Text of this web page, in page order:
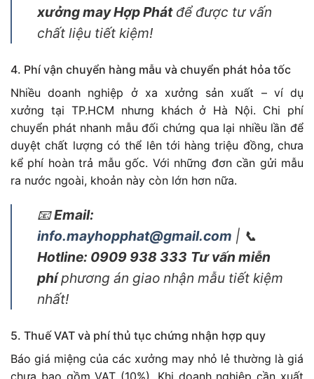
xưởng may Hợp Phátđể được tư vấn
chất liệu tiết kiệm!
4. Phí vận chuyển hàng mẫu và chuyển phát hỏa tốc
Nhiều doanh nghiệp ở xa xưởng sản xuất – ví dụ
xưởng tại TP.HCM nhưng khách ở Hà Nội. Chi phí
chuyển phát nhanh mẫu đối chứng qua lại nhiều lần để
duyệt chất lượng có thể lên tới hàng triệu đồng, chưa
kể phí hoàn trả mẫu gốc. Với những đơn cần gửi mẫu
ra nước ngoài, khoản này còn lớn hơn nữa.
📧Email:
info.mayhopphat@gmail.com | 📞
Hotline: 0909 938 333 Tư vấn miễn
phíphương án giao nhận mẫu tiết kiệm
nhất!
5. Thuế VAT và phí thủ tục chứng nhận hợp quy
Báo giá miệng của các xưởng may nhỏ lẻ thường là giá
chưa bao gồm VAT (10%). Khi doanh nghiệp cần xuất